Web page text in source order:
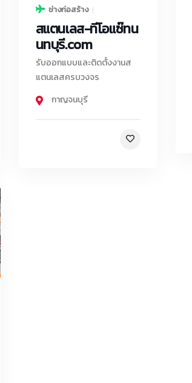
ช่างก่อสร้าง
สแตนเลส-ทีโอแซ๊ทน
นทบุรี.com
รับออกแบบและติดตั้งงานส
แตนเลสครบวงจร
กาญจนบุรี